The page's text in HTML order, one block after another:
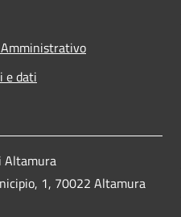
e dati
Altamura
1, 70022 Altamura